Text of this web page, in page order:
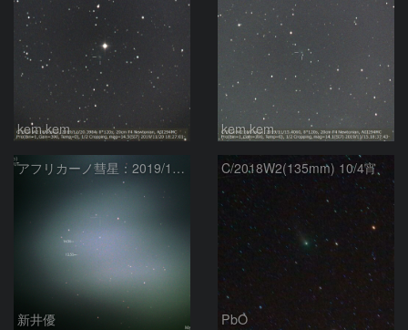
kem.kem kem.kem
アフリカーノ彗星：2019/11/01
新井優
C/2018W2(135mm) 10/4宵
PbO